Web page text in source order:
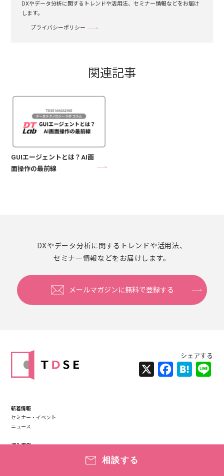
DXやデータ分析に関するトレンドや活用法、セミナー情報などをお届け
します。
プライバシーポリシー
関連記事
GUIエージェントとは？AI画
面操作の最前線
DXやデータ分析に関するトレンドや活用法、
セミナー情報などをお届けします。
メールマガジンに無料で登録する
Facebook
Hatena
新着情報
セミナー・イベント
ニュース
導入事例
相談する